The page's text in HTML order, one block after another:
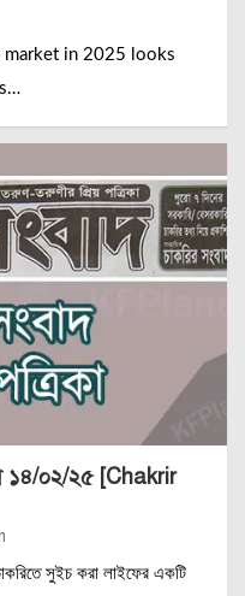
market in 2025 looks
১৪/০২/২৫ [Chakrir
চাকরিতে সুইচ করা লাইফের একটি